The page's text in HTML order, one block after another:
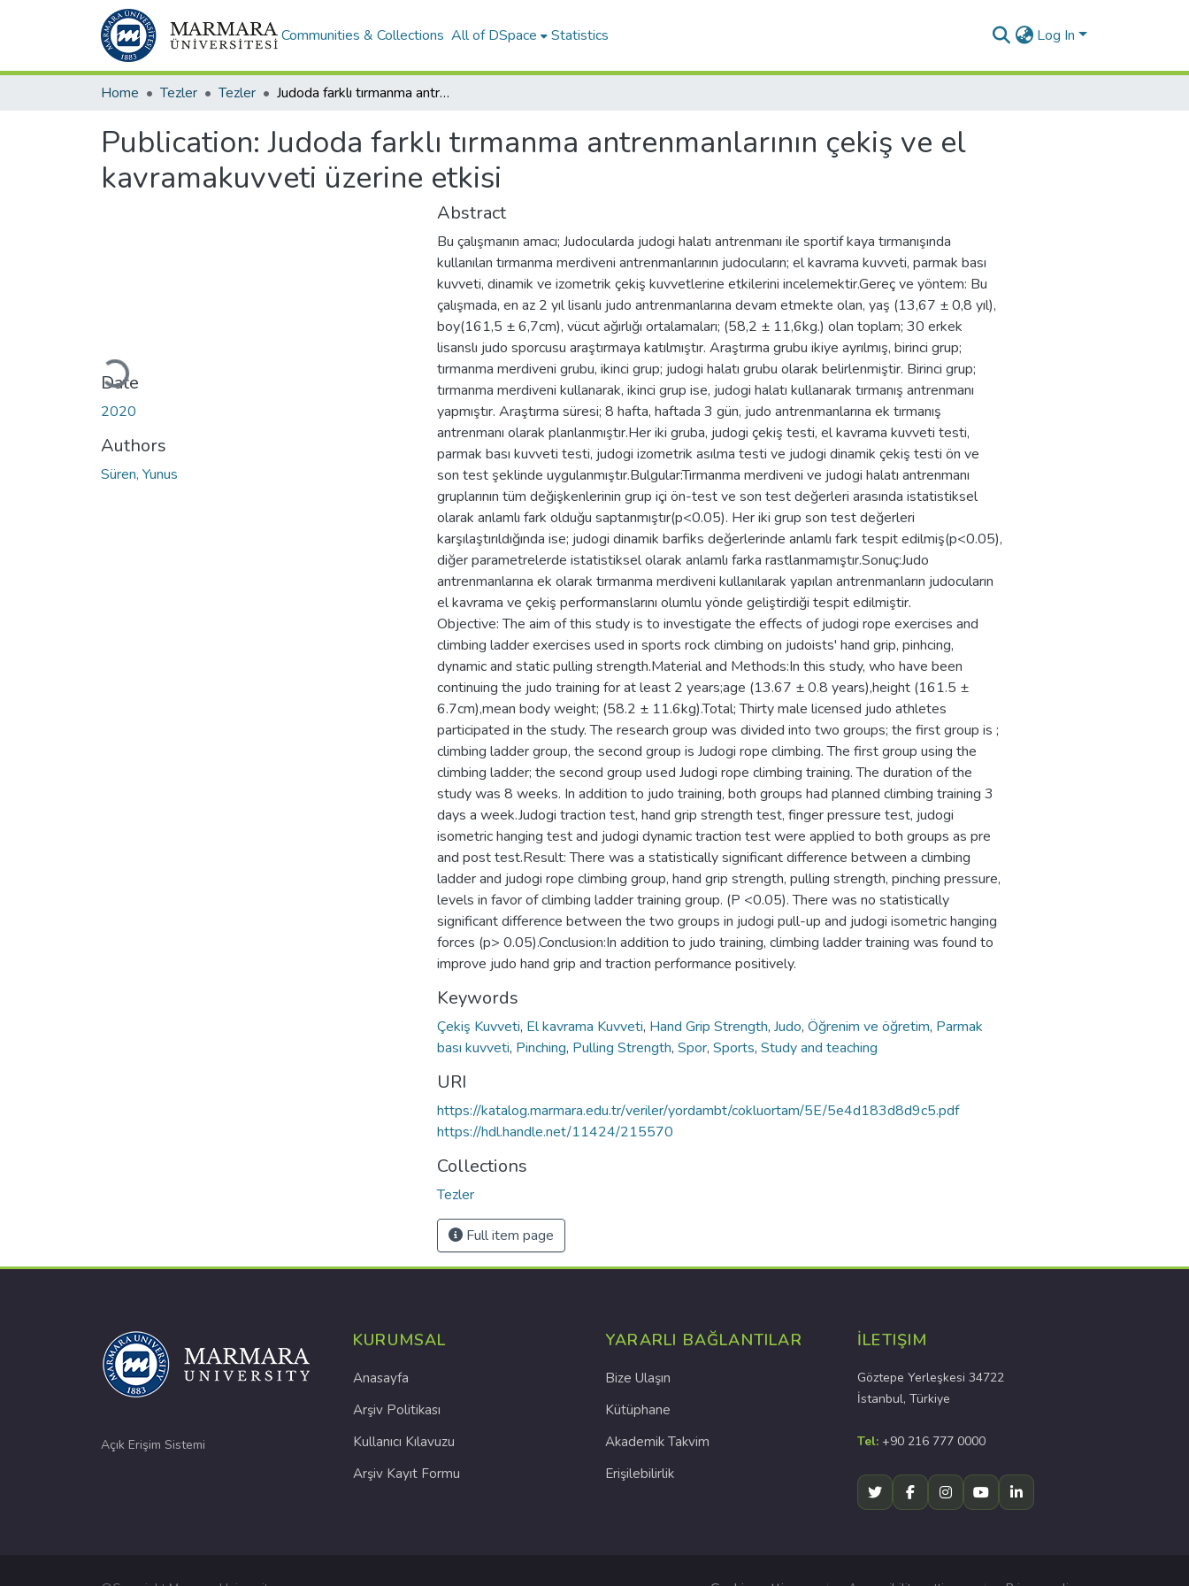
Communities & Collections All of DSpace Statistics Log In
Home Tezler Tezler Judoda farklı tırmanma antrenmanlarının çekiş ve el kavramakuvveti üzerine etkisi
Publication:Judoda farklı tırmanma antrenmanlarının çekiş ve el
kavramakuvveti üzerine etkisi
Loading...
Date
2020
Authors
Süren, Yunus
Abstract
Bu çalışmanın amacı; Judocularda judogi halatı antrenmanı ile sportif kaya tırmanışında
kullanılan tırmanma merdiveni antrenmanlarının judocuların; el kavrama kuvveti, parmak bası
kuvveti, dinamik ve izometrik çekiş kuvvetlerine etkilerini incelemektir.Gereç ve yöntem: Bu
çalışmada, en az 2 yıl lisanlı judo antrenmanlarına devam etmekte olan, yaş (13,67 ± 0,8 yıl),
boy(161,5 ± 6,7cm), vücut ağırlığı ortalamaları; (58,2 ± 11,6kg.) olan toplam; 30 erkek
lisanslı judo sporcusu araştırmaya katılmıştır. Araştırma grubu ikiye ayrılmış, birinci grup;
tırmanma merdiveni grubu, ikinci grup; judogi halatı grubu olarak belirlenmiştir. Birinci grup;
tırmanma merdiveni kullanarak, ikinci grup ise, judogi halatı kullanarak tırmanış antrenmanı
yapmıştır. Araştırma süresi; 8 hafta, haftada 3 gün, judo antrenmanlarına ek tırmanış
antrenmanı olarak planlanmıştır.Her iki gruba, judogi çekiş testi, el kavrama kuvveti testi,
parmak bası kuvveti testi, judogi izometrik asılma testi ve judogi dinamik çekiş testi ön ve
son test şeklinde uygulanmıştır.Bulgular:Tırmanma merdiveni ve judogi halatı antrenmanı
gruplarının tüm değişkenlerinin grup içi ön-test ve son test değerleri arasında istatistiksel
olarak anlamlı fark olduğu saptanmıştır(p<0.05). Her iki grup son test değerleri
karşılaştırıldığında ise; judogi dinamik barfiks değerlerinde anlamlı fark tespit edilmiş(p<0.05),
diğer parametrelerde istatistiksel olarak anlamlı farka rastlanmamıştır.Sonuç:Judo
antrenmanlarına ek olarak tırmanma merdiveni kullanılarak yapılan antrenmanların judocuların
el kavrama ve çekiş performanslarını olumlu yönde geliştirdiği tespit edilmiştir.
Objective: The aim of this study is to investigate the effects of judogi rope exercises and
climbing ladder exercises used in sports rock climbing on judoists' hand grip, pinhcing,
dynamic and static pulling strength.Material and Methods:In this study, who have been
continuing the judo training for at least 2 years;age (13.67 ± 0.8 years),height (161.5 ±
6.7cm),mean body weight; (58.2 ± 11.6kg).Total; Thirty male licensed judo athletes
participated in the study. The research group was divided into two groups; the first group is ;
climbing ladder group, the second group is Judogi rope climbing. The first group using the
climbing ladder; the second group used Judogi rope climbing training. The duration of the
study was 8 weeks. In addition to judo training, both groups had planned climbing training 3
days a week.Judogi traction test, hand grip strength test, finger pressure test, judogi
isometric hanging test and judogi dynamic traction test were applied to both groups as pre
and post test.Result: There was a statistically significant difference between a climbing
ladder and judogi rope climbing group, hand grip strength, pulling strength, pinching pressure,
levels in favor of climbing ladder training group. (P <0.05). There was no statistically
significant difference between the two groups in judogi pull-up and judogi isometric hanging
forces (p> 0.05).Conclusion:In addition to judo training, climbing ladder training was found to
improve judo hand grip and traction performance positively.
Keywords
Çekiş Kuvveti, El kavrama Kuvveti, Hand Grip Strength, Judo, Öğrenim ve öğretim, Parmak
bası kuvveti, Pinching, Pulling Strength, Spor, Sports, Study and teaching
URI
https://katalog.marmara.edu.tr/veriler/yordambt/cokluortam/5E/5e4d183d8d9c5.pdf
https://hdl.handle.net/11424/215570
Collections
Tezler
Full item page
Açık Erişim Sistemi
KURUMSAL
Anasayfa
Arşiv Politikası
Kullanıcı Kılavuzu
Arşiv Kayıt Formu
YARARLI BAĞLANTILAR
Bize Ulaşın
Kütüphane
Akademik Takvim
Erişilebilirlik
İLETIŞIM
Göztepe Yerleşkesi 34722
İstanbul, Türkiye
Tel: +90 216 777 0000